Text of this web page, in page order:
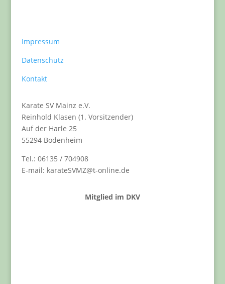
Impressum
Datenschutz
Kontakt
Karate SV Mainz e.V.
Reinhold Klasen (1. Vorsitzender)
Auf der Harle 25
55294 Bodenheim
Tel.: 06135 / 704908
E-mail: karateSVMZ@t-online.de
Mitglied im DKV